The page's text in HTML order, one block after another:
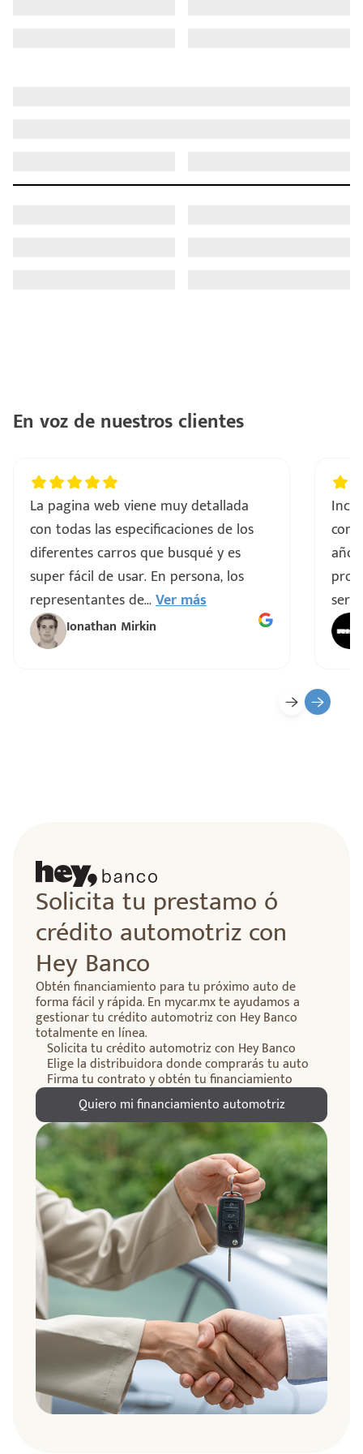
En voz de nuestros clientes
La pagina web viene muy detallada
con todas las especificaciones de los
diferentes carros que busqué y es
super fácil de usar. En persona, los
representantes de...Ver más
Ionathan Mirkin
Solicita tu prestamo ó
crédito automotriz con
Hey Banco
Obtén financiamiento para tu próximo auto de
forma fácil y rápida. En mycar.mx te ayudamos a
gestionar tu crédito automotriz con Hey Banco
totalmente en línea.
Solicita tu crédito automotriz con Hey Banco
Elige la distribuidora donde comprarás tu auto
Firma tu contrato y obtén tu financiamiento
Quiero mi financiamiento automotriz